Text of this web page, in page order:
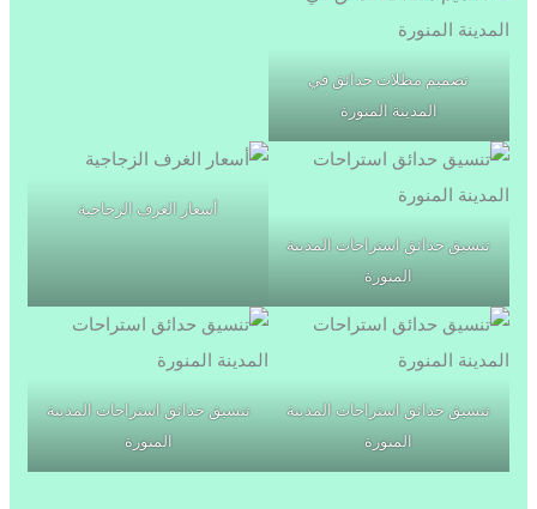
تصميم مظلات حدائق في
المدينة المنورة
تنسيق حدائق استراحات المدينة
المنورة
أسعار الغرف الزجاجية
تنسيق حدائق استراحات المدينة
المنورة
تنسيق حدائق استراحات المدينة
المنورة